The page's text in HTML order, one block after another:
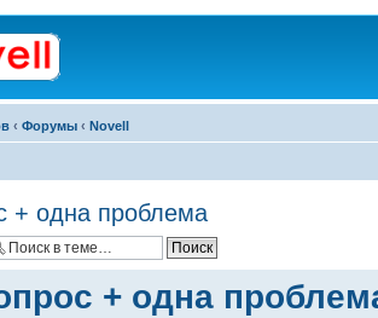
‹ Форумы ‹ Novell
+ одна проблема
+ одна